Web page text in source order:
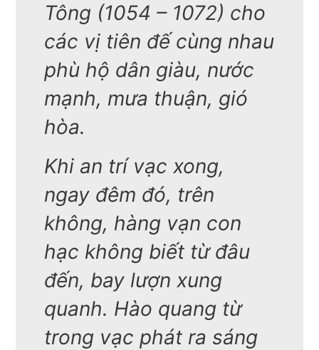
Tông (1054 – 1072) cho
các vị tiên đế cùng nhau
phù hộ dân giàu, nước
mạnh, mưa thuận, gió
hòa.
Khi an trí vạc xong,
ngay đêm đó, trên
không, hàng vạn con
hạc không biết từ đâu
đến, bay lượn xung
quanh. Hào quang từ
trong vạc phát ra sáng